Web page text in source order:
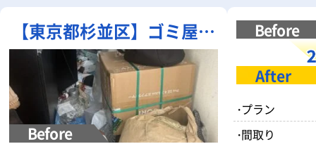
【東京都杉並区】ゴミ屋敷
清掃｜部屋一面の不用品・
散乱ゴミを一括清掃
・プラン
・間取り